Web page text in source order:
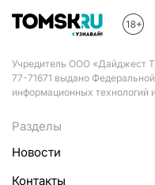
Учредитель ООО «Дайджест
77-71671 выдано
информационных технологий
Разделы
Новости
Контакты